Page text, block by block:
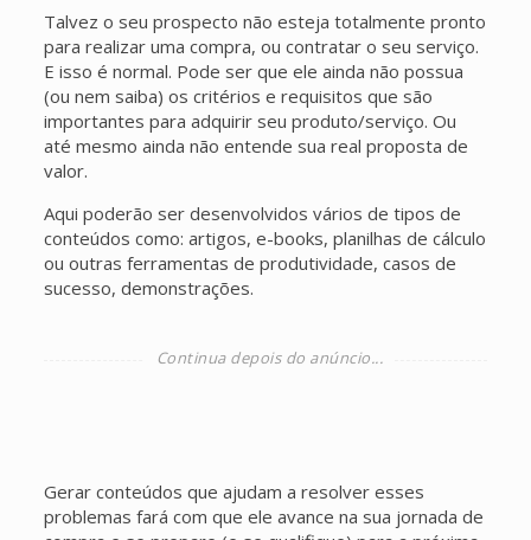
Talvez o seu prospecto não esteja totalmente pronto
para realizar uma compra, ou contratar o seu serviço.
E isso é normal. Pode ser que ele ainda não possua
(ou nem saiba) os critérios e requisitos que são
importantes para adquirir seu produto/serviço. Ou
até mesmo ainda não entende sua real proposta de
valor.
Aqui poderão ser desenvolvidos vários de tipos de
conteúdos como: artigos, e-books, planilhas de cálculo
ou outras ferramentas de produtividade, casos de
sucesso, demonstrações.
Gerar conteúdos que ajudam a resolver esses
problemas fará com que ele avance na sua jornada de